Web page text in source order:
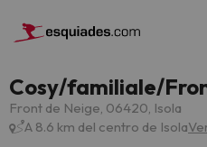
Cosy/familiale/
Front de Neige, 06420, Isola
A 8.6 km del centro de Isola